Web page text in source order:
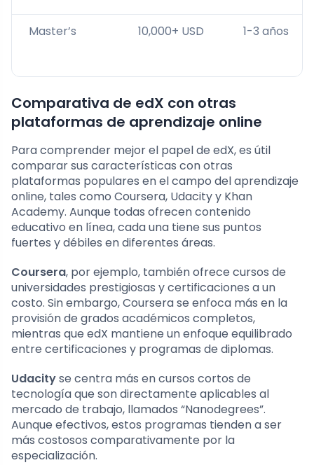
Master’s 10,000+ USD 1-3 años
Comparativa de edX con otras
plataformas de aprendizaje online
Para comprender mejor el papel de edX, es útil
comparar sus características con otras
plataformas populares en el campo del aprendizaje
online, tales como Coursera, Udacity y Khan
Academy. Aunque todas ofrecen contenido
educativo en línea, cada una tiene sus puntos
fuertes y débiles en diferentes áreas.
Coursera, por ejemplo, también ofrece cursos de
universidades prestigiosas y certificaciones a un
costo. Sin embargo, Coursera se enfoca más en la
provisión de grados académicos completos,
mientras que edX mantiene un enfoque equilibrado
entre certificaciones y programas de diplomas.
Udacityse centra más en cursos cortos de
tecnología que son directamente aplicables al
mercado de trabajo, llamados “Nanodegrees”.
Aunque efectivos, estos programas tienden a ser
más costosos comparativamente por la
especialización.